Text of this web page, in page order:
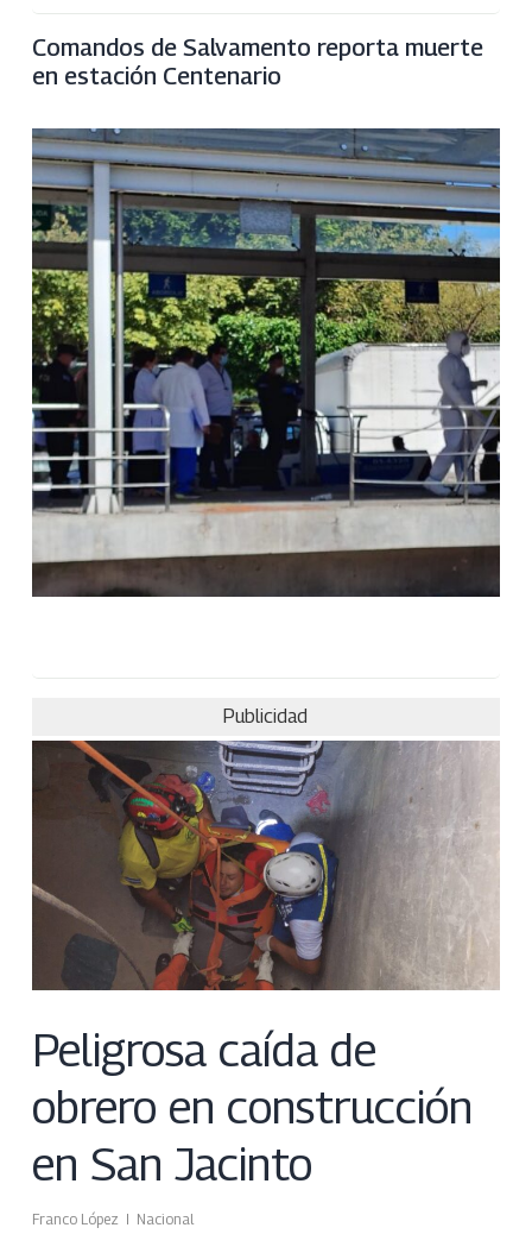
Comandos de Salvamento reporta muerte
en estación Centenario
Publicidad
Peligrosa caída de
obrero en construcción
en San Jacinto
Franco López Nacional